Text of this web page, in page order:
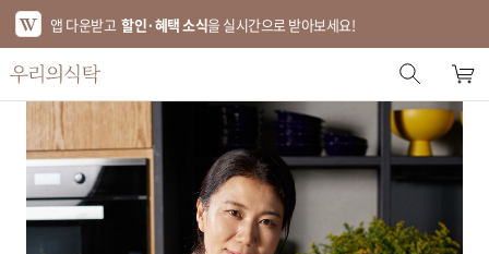
앱 다운받고 할인·혜택 소식을 실시간으로 받아보세요!
스토어 홈
에디터 추천
한정특가